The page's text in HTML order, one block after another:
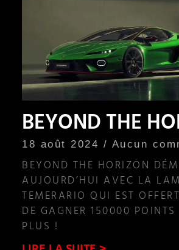
BEYOND THE
18 août 2024 Aucun
BEYOND THE HORIZON
AUJOURD’HUI AVEC LA
TEMERARIO QUI EST
DE GAGNER 150000 POINTS
PLUS !